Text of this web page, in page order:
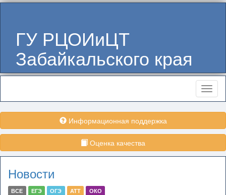
ГУ РЦОИиЦТ
Забайкальского края
Меню
Информационная поддержка
Оценка качества
Новости
ВСЕ ЕГЭ ОГЭ АТТ ОКО